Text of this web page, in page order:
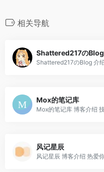
相关导航
Shattered217のBlog
Shattered217のBlog 介
Mox的笔记库
Mox的笔记库 博客介绍
风记星辰
风记星辰 博客介绍 热爱